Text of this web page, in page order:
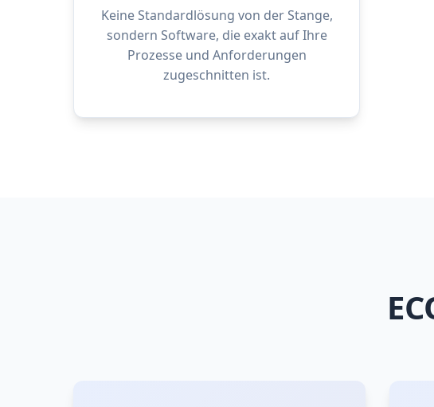
Keine Standardlösung von der Stange,
sondern Software, die exakt auf Ihre
Prozesse und Anforderungen
zugeschnitten ist.